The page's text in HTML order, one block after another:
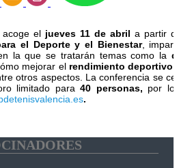
acoge el jueves 11 de abril a partir
el Deporte y el Bienestar,
la que se tratarán temas como la
mejorar el rendimiento deportivo
otros aspectos. La conferencia se
limitado para40 personas, por lo
.